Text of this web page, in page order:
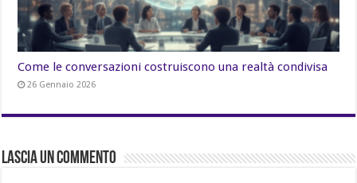
Come le conversazioni costruiscono una realtà condivisa
26 Gennaio 2026
Lascia un commento